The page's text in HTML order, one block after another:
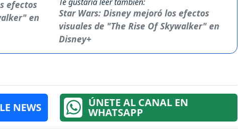
Star Wars: Disney mejoró los efectos
visuales de "The Rise Of Skywalker" en
Disney+
NEWS ÚNETE AL CANAL EN
WHATSAPP